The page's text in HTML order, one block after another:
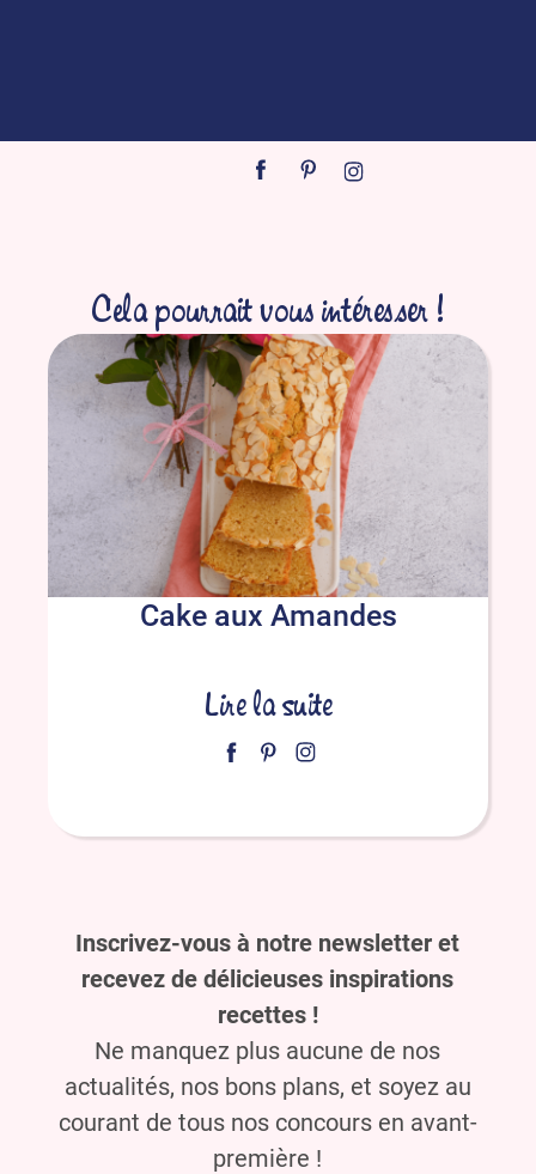
Cela pourrait vous intéresser !
Cake aux Amandes
Lire la suite
Inscrivez-vous à notre newsletter et
recevez de délicieuses inspirations
recettes !
Ne manquez plus aucune de nos
actualités, nos bons plans, et soyez au
courant de tous nos concours en avant-
première !